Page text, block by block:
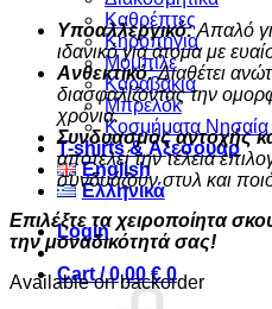
Καθρέπτες
Κηροπήγια
Μόμπιλε
Καραβάκια
Μπρελόκ
Κοσμήματα Νησαία
Τ-shirts & Αξεσουάρ
English
Ελληνικά
Login
Cart /0,00€ 0
Υποαλλεργικό:Απαλό
ιδανικό για άτομα με
Ανθεκτικό:Διαθέτει
διασφαλίζοντας την
χρόνια.
Συνδυασμός αντοχής
αποτελεί την τέλεια
συνδυάζουν στυλ και
Επιλέξτε τα χειροποίητα
την μοναδικότητά σας!
Available on backorder